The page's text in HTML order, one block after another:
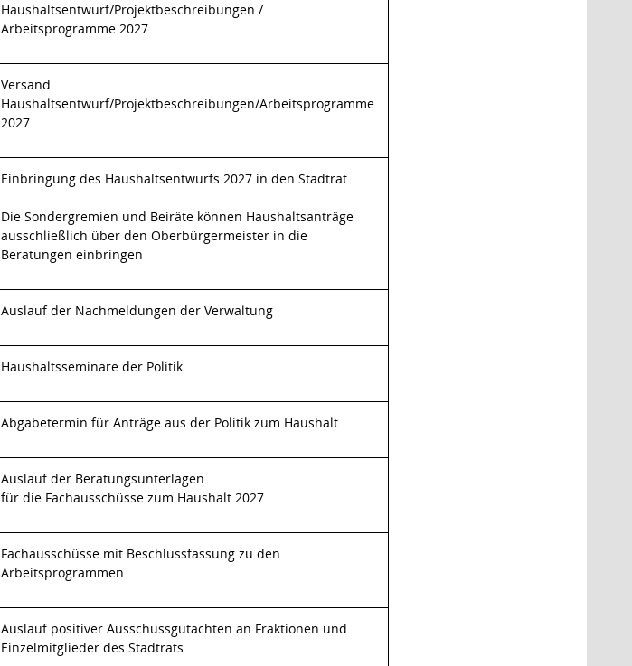
Haushaltsentwurf/Projektbeschreibungen /
Arbeitsprogramme 2027
Versand
Haushaltsentwurf/Projektbeschreibungen/Arbeitsprogramme
2027
Einbringung des Haushaltsentwurfs 2027 in den Stadtrat
Die Sondergremien und Beiräte können Haushaltsanträge
ausschließlich über den Oberbürgermeister in die
Beratungen einbringen
Auslauf der Nachmeldungen der Verwaltung
Haushaltsseminare der Politik
Abgabetermin für Anträge aus der Politik zum Haushalt
Auslauf der Beratungsunterlagen
für die Fachausschüsse zum Haushalt 2027
Fachausschüsse mit Beschlussfassung zu den
Arbeitsprogrammen
Auslauf positiver Ausschussgutachten an Fraktionen und
Einzelmitglieder des Stadtrats